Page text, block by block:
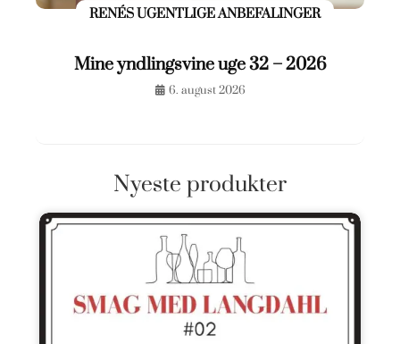
RENÉS UGENTLIGE ANBEFALINGER
Mine yndlingsvine uge 32 – 2026
6. august 2026
Nyeste produkter